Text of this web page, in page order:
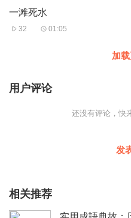
一滩死水
32 01:05
加
用户评论
还没有评论，快
发
相关推荐